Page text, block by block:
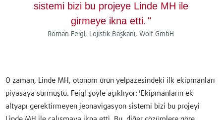
sistemi bizi bu projeye Linde MH ile
girmeye ikna etti.
Roman Feigl, Lojistik Başkanı, Wolf GmbH
O zaman, Linde MH, otonom ürün yelpazesindeki ilk ekipmanları
piyasaya sürmüştü. Feigl şöyle açıklıyor: 'Ekipmanların ek
altyapı gerektirmeyen jeonavigasyon sistemi bizi bu projeyi